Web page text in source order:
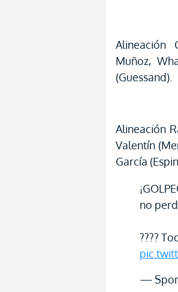
Alineación
Muñoz,
(Guessand).
Alineación
Valentín
García
no
????
—